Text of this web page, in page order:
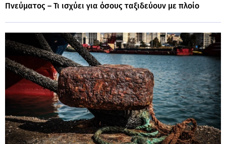
Πνεύματος – Τι ισχύει για όσους ταξιδεύουν με πλοίο